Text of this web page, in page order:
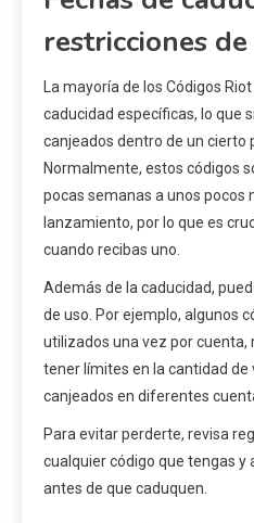
restricciones
La mayoría de los Códigos
caducidad específicas, lo que
canjeados dentro de un cierto
Normalmente, estos códigos
pocas semanas a unos pocos
lanzamiento, por lo que es
cuando recibas uno.
Además de la caducidad,
de uso. Por ejemplo, algunos
utilizados una vez por
tener límites en la cantidad de
canjeados en diferentes
Para evitar perderte, revisa
cualquier código que tengas y
antes de que caduquen.